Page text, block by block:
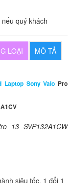
quý khách
MÔ TẢ
LOẠI
Laptop Sony Vaio Pro
13 SVP132A1CW
siêu tốc, 1 đổi 1